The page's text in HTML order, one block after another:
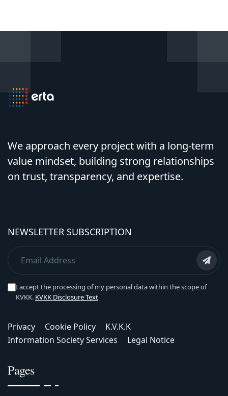
We approach every project with a long-term
value mindset, building strong relationships
on trust, transparency, and expertise.
NEWSLETTER SUBSCRIPTION
I accept the processing of my personal data within the scope of
KVKK. KVKK Disclosure Text
Privacy Cookie Policy
K.V.K.K
Information Society Services
Legal Notice
Pages